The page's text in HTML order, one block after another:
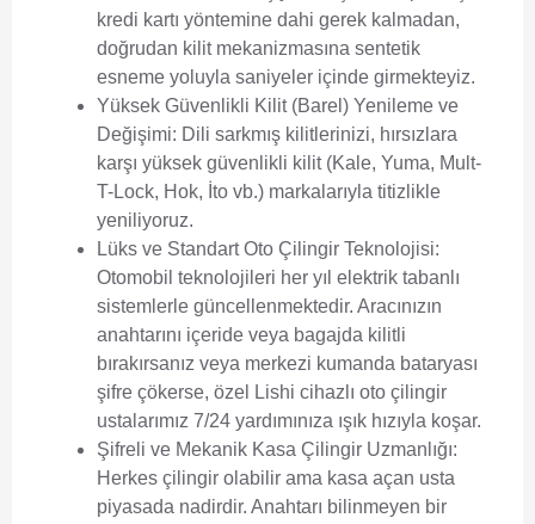
kredi kartı yöntemine dahi gerek kalmadan,
doğrudan kilit mekanizmasına sentetik
esneme yoluyla saniyeler içinde girmekteyiz.
Yüksek Güvenlikli Kilit (Barel) Yenileme ve
Değişimi: Dili sarkmış kilitlerinizi, hırsızlara
karşı yüksek güvenlikli kilit (Kale, Yuma, Mult-
T-Lock, Hok, İto vb.) markalarıyla titizlikle
yeniliyoruz.
Lüks ve Standart Oto Çilingir Teknolojisi:
Otomobil teknolojileri her yıl elektrik tabanlı
sistemlerle güncellenmektedir. Aracınızın
anahtarını içeride veya bagajda kilitli
bırakırsanız veya merkezi kumanda bataryası
şifre çökerse, özel Lishi cihazlı oto çilingir
ustalarımız 7/24 yardımınıza ışık hızıyla koşar.
Şifreli ve Mekanik Kasa Çilingir Uzmanlığı:
Herkes çilingir olabilir ama kasa açan usta
piyasada nadirdir. Anahtarı bilinmeyen bir